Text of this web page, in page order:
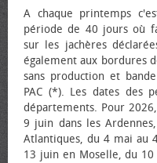
A chaque printemps
période de 40 jours où
sur les jachères
également aux bordures
sans production et
PAC (*). Les dates des
départements. Pour
9 juin dans les
Atlantiques, du 4 mai au
13 juin en Moselle, du